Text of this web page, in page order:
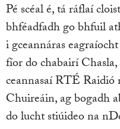
Pé scéal é, tá ráflaí
bhféadfadh go bhfuil
i gceannáras
fíor do chabairí
ceannasaí RTÉ
Chuireáin, ag bogadh
do lucht stiúideo na